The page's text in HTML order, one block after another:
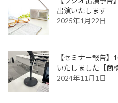
出演いたします
2025年1月22日
【セミナー報告
いたしました【商
2024年11月1日